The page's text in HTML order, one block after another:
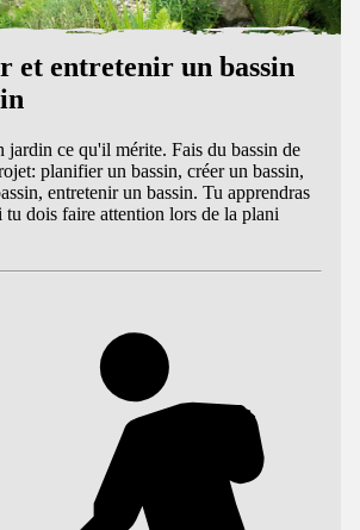
et entretenir un bassin
jardin ce qu'il mérite. Fais du bassin de
planifier un bassin, créer un bassin,
entretenir un bassin. Tu apprendras
tu dois faire attention lors de la plani